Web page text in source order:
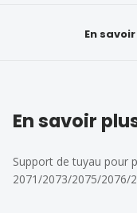
En
En savoir
Support de tuyau pour
2071/2073/2075/2076/